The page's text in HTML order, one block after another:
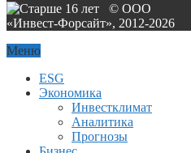
© ООО
«Инвест-Форсайт», 2012-2026
Меню
ESG
Экономика
Инвестклимат
Аналитика
Прогнозы